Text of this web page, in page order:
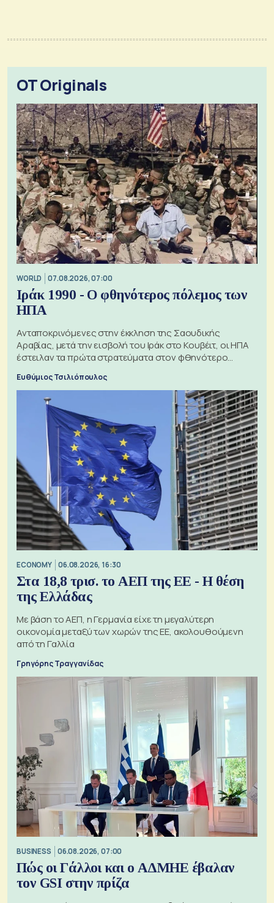
OT Originals
WORLD 07.08.2026, 07:00
Ιράκ 1990 - Ο φθηνότερος πόλεμος των
ΗΠΑ
Ανταποκρινόμενες στην έκκληση της Σαουδικής
Αραβίας, μετά την εισβολή του Ιράκ στο Κουβέιτ, οι ΗΠΑ
έστειλαν τα πρώτα στρατεύματα στον φθηνότερο
Ευθύμιος Τσιλιόπουλος
ECONOMY 06.08.2026, 16:30
Στα 18,8 τρισ. το ΑΕΠ της ΕΕ - Η θέση
της Ελλάδας
Με βάση το ΑΕΠ, η Γερμανία είχε τη μεγαλύτερη
οικονομία μεταξύ των χωρών της ΕΕ, ακολουθούμενη
από τη Γαλλία
Γρηγόρης Τραγγανίδας
BUSINESS 06.08.2026, 07:00
Πώς οι Γάλλοι και ο ΑΔΜΗΕ έβαλαν
τον GSI στην πρίζα